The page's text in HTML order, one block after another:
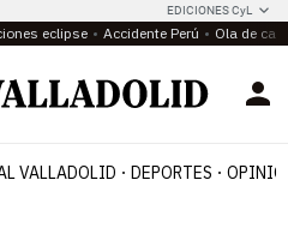
EDICIONES CyL
eclipse Accidente Perú Ola de
VALLADOLID DEPORTES